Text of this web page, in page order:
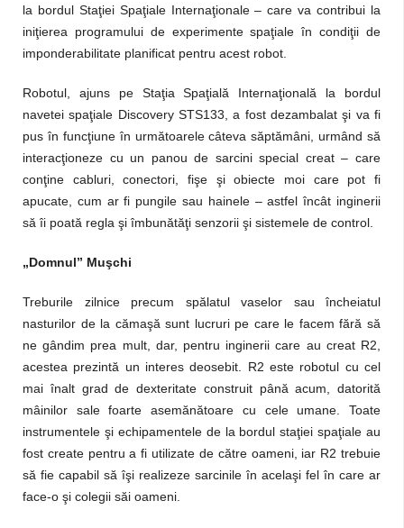
la bordul Staţiei Spaţiale Internaţionale – care va contribui la
iniţierea programului de experimente spaţiale în condiţii de
imponderabilitate planificat pentru acest robot.
Robotul, ajuns pe Staţia Spaţială Internaţională la bordul
navetei spaţiale Discovery STS133, a fost dezambalat şi va fi
pus în funcţiune în următoarele câteva săptămâni, urmând să
interacţioneze cu un panou de sarcini special creat – care
conţine cabluri, conectori, fişe şi obiecte moi care pot fi
apucate, cum ar fi pungile sau hainele – astfel încât inginerii
să îi poată regla şi îmbunătăţi senzorii şi sistemele de control.
„Domnul” Muşchi
Treburile zilnice precum spălatul vaselor sau încheiatul
nasturilor de la cămaşă sunt lucruri pe care le facem fără să
ne gândim prea mult, dar, pentru inginerii care au creat R2,
acestea prezintă un interes deosebit. R2 este robotul cu cel
mai înalt grad de dexteritate construit până acum, datorită
mâinilor sale foarte asemănătoare cu cele umane. Toate
instrumentele şi echipamentele de la bordul staţiei spaţiale au
fost create pentru a fi utilizate de către oameni, iar R2 trebuie
să fie capabil să îşi realizeze sarcinile în acelaşi fel în care ar
face-o şi colegii săi oameni.